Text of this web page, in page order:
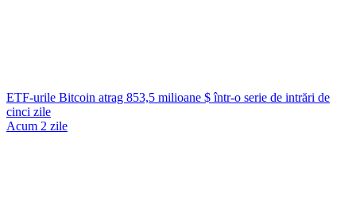
ETF-urile Bitcoin atrag 853,5 milioane $ într-o serie de intrări de
cinci zile
Acum 2 zile